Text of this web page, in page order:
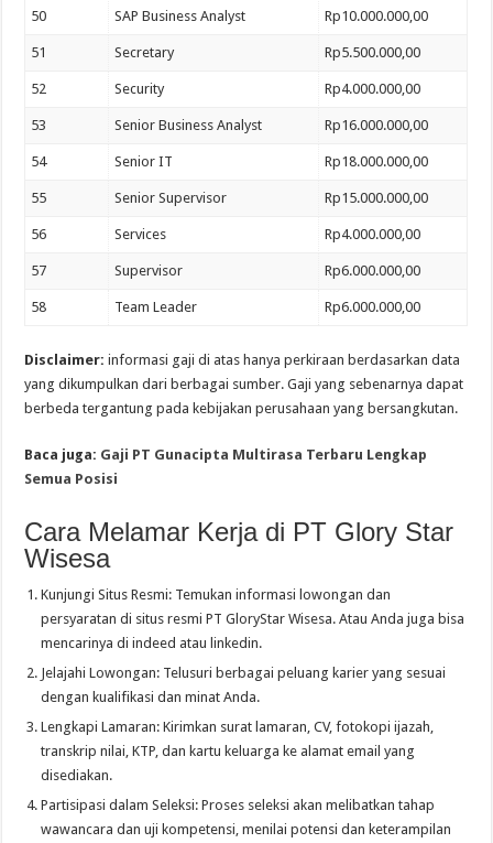
50 SAP Business Analyst Rp10.000.000,00
51 Secretary Rp5.500.000,00
52 Security Rp4.000.000,00
53 Senior Business Analyst Rp16.000.000,00
54 Senior IT Rp18.000.000,00
55 Senior Supervisor Rp15.000.000,00
56 Services Rp4.000.000,00
57 Supervisor Rp6.000.000,00
58 Team Leader Rp6.000.000,00
Disclaimer: informasi gaji di atas hanya perkiraan berdasarkan data
yang dikumpulkan dari berbagai sumber. Gaji yang sebenarnya dapat
berbeda tergantung pada kebijakan perusahaan yang bersangkutan.
Baca juga: Gaji PT Gunacipta Multirasa Terbaru Lengkap
Semua Posisi
Cara Melamar Kerja di PT Glory Star
Wisesa
Kunjungi Situs Resmi: Temukan informasi lowongan dan
persyaratan di situs resmi PT GloryStar Wisesa. Atau Anda juga bisa
mencarinya di indeed atau linkedin.
Jelajahi Lowongan: Telusuri berbagai peluang karier yang sesuai
dengan kualifikasi dan minat Anda.
Lengkapi Lamaran: Kirimkan surat lamaran, CV, fotokopi ijazah,
transkrip nilai, KTP, dan kartu keluarga ke alamat email yang
disediakan.
Partisipasi dalam Seleksi: Proses seleksi akan melibatkan tahap
wawancara dan uji kompetensi, menilai potensi dan keterampilan